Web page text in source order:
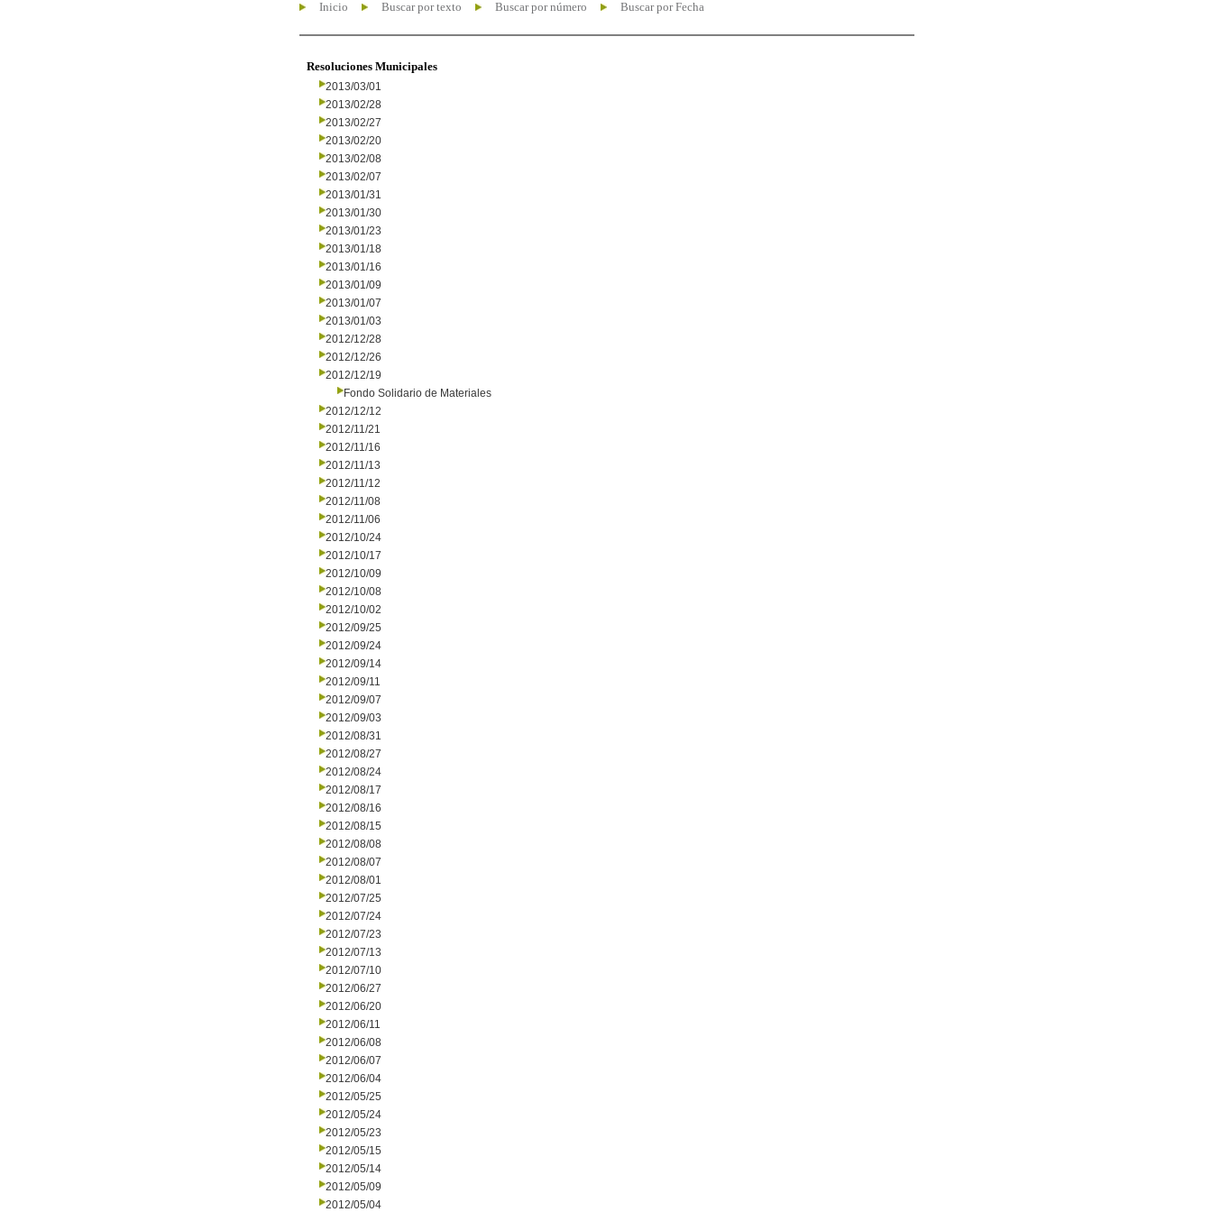
Inicio Buscar por texto Buscar por número Buscar por Fecha
Resoluciones Municipales
2013/03/01
2013/02/28
2013/02/27
2013/02/20
2013/02/08
2013/02/07
2013/01/31
2013/01/30
2013/01/23
2013/01/18
2013/01/16
2013/01/09
2013/01/07
2013/01/03
2012/12/28
2012/12/26
2012/12/19
Fondo Solidario de Materiales
2012/12/12
2012/11/21
2012/11/16
2012/11/13
2012/11/12
2012/11/08
2012/11/06
2012/10/24
2012/10/17
2012/10/09
2012/10/08
2012/10/02
2012/09/25
2012/09/24
2012/09/14
2012/09/11
2012/09/07
2012/09/03
2012/08/31
2012/08/27
2012/08/24
2012/08/17
2012/08/16
2012/08/15
2012/08/08
2012/08/07
2012/08/01
2012/07/25
2012/07/24
2012/07/23
2012/07/13
2012/07/10
2012/06/27
2012/06/20
2012/06/11
2012/06/08
2012/06/07
2012/06/04
2012/05/25
2012/05/24
2012/05/23
2012/05/15
2012/05/14
2012/05/09
2012/05/04